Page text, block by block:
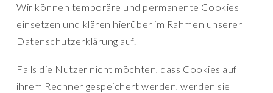
Wir können temporäre und permanente Cookies
einsetzen und klären hierüber im Rahmen unserer
Datenschutzerklärung auf.
Falls die Nutzer nicht möchten, dass Cookies auf
ihrem Rechner gespeichert werden, werden sie